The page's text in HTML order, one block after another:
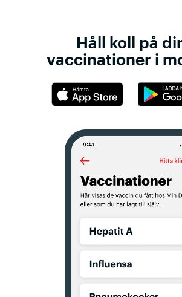
Håll koll på
vaccinationer i